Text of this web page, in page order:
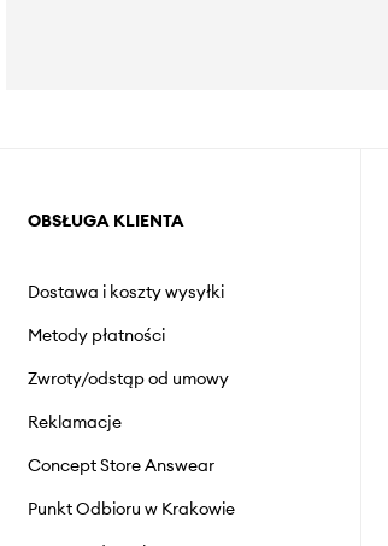
OBSŁUGA KLIENTA
Dostawa i koszty wysyłki
Metody płatności
Zwroty/odstąp od umowy
Reklamacje
Concept Store Answear
Punkt Odbioru w Krakowie